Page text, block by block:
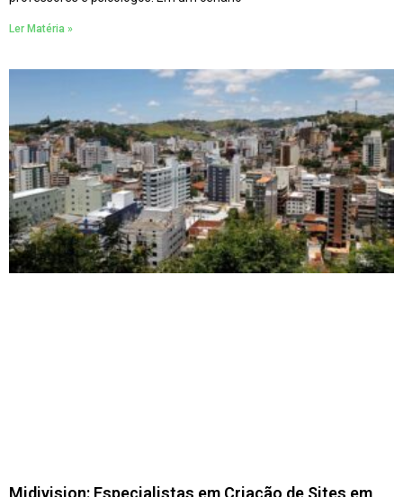
Ler Matéria »
Midivision: Especialistas em Criação de Sites em